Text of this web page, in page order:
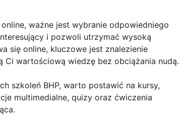
ważne jest wybranie odpowiedniego
i pozwoli utrzymać wysoką
się online, kluczowe jest znalezienie
wartościową wiedzę bez obciążania nudą.
szkoleń BHP, warto postawić na kursy,
multimedialne, quizy oraz ćwiczenia